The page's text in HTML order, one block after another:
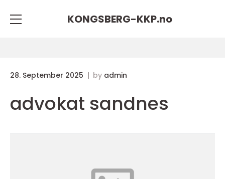
KONGSBERG-KKP.no
28. September 2025 by admin
advokat sandnes